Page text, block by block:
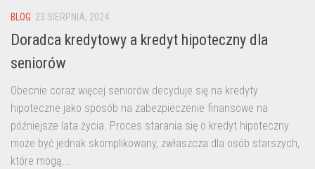
BLOG 23 SIERPNIA, 2024
Doradca kredytowy a kredyt hipoteczny dla
seniorów
Obecnie coraz więcej seniorów decyduje się na kredyty
hipoteczne jako sposób na zabezpieczenie finansowe na
późniejsze lata życia. Proces starania się o kredyt hipoteczny
może być jednak skomplikowany, zwłaszcza dla osób starszych,
które mogą...